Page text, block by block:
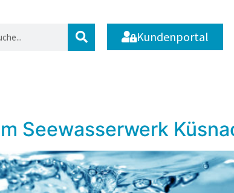
Kundenportal
Seewasserwerk